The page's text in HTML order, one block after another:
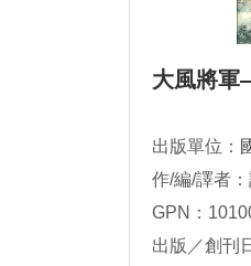
大風將
出版單位：
作/編/譯者
GPN：
出版／創刊